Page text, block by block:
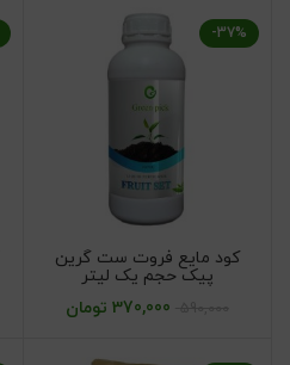
-37%
کود مایع فروت ست گرین
پیک حجم یک لیتر
370,000 تومان